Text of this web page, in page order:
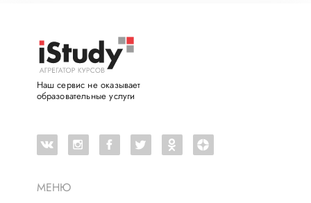
МЕНЮ
Наш сервис не оказывает
образовательные услуги